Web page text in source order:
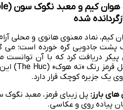
شده
کیم، نماد معنوی هانوی و محلی
پشت جادویی گره خورده است؛ می
دریافت کرد که با آن
یک جزیره کوچک قرار دارد.
های بارز:
پیاده روی و عکاسی.